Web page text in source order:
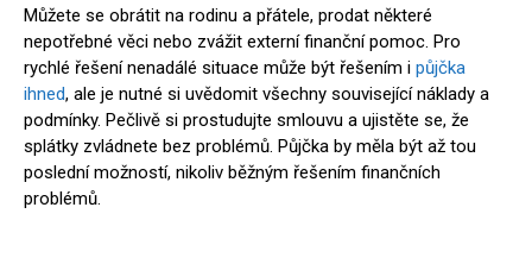
Můžete se obrátit na rodinu a přátele, prodat některé
nepotřebné věci nebo zvážit externí finanční pomoc. Pro
rychlé řešení nenadálé situace může být řešením i půjčka
ihned, ale je nutné si uvědomit všechny související náklady a
podmínky. Pečlivě si prostudujte smlouvu a ujistěte se, že
splátky zvládnete bez problémů. Půjčka by měla být až tou
poslední možností, nikoliv běžným řešením finančních
problémů.